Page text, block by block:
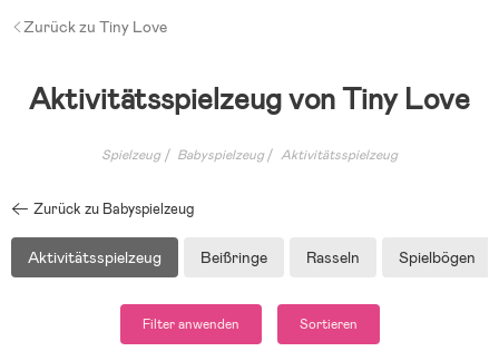
Zurück zu Tiny Love
Aktivitätsspielzeug von Tiny Love
Spielzeug Babyspielzeug Aktivitätsspielzeug
Zurück zu Babyspielzeug
Aktivitätsspielzeug Beißringe Rasseln Spielbögen
Filter anwenden Sortieren